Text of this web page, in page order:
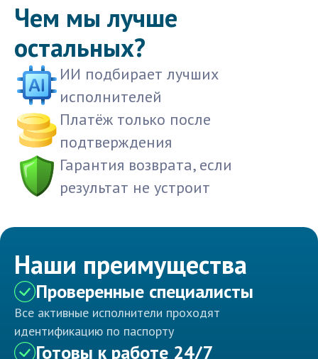
Чем мы лучше
остальных?
ИИ подбирает лучших
исполнителей
Платёж только после
подтверждения
Гарантия возврата, если
результат не устроит
Наши преимущества
Проверенные специалисты
Все активные исполнители проходят
идентификацию по паспорту
Готовы к работе 24/7